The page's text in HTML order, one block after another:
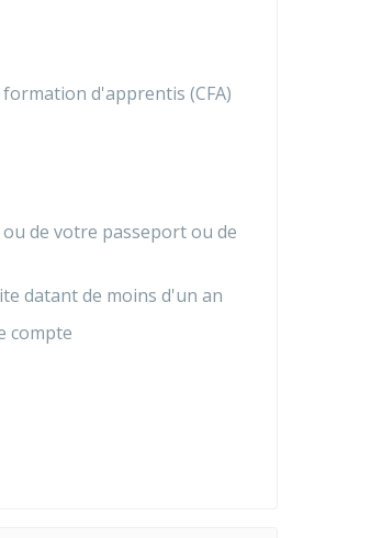
d'apprentis (CFA)
de votre passeport ou de
datant de moins d'un an
compte